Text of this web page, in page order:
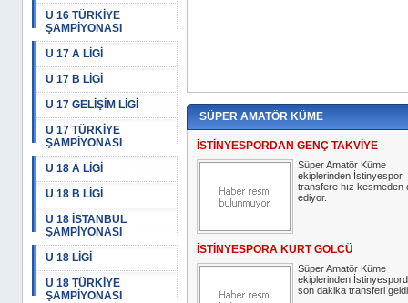
U 16 TÜRKİYE
ŞAMPİYONASI
U 17 A LİGİ
U 17 B LİGİ
U 17 GELİŞİM LİGİ
U 17 TÜRKİYE
ŞAMPİYONASI
U 18 A LİGİ
U 18 B LİGİ
U 18 İSTANBUL
ŞAMPİYONASI
U 18 LİGİ
U 18 TÜRKİYE
ŞAMPİYONASI
SÜPER AMATÖR KÜME
İSTİNYESPORDAN GENÇ TAKVİYE
Süper Amatör Küme
ekiplerinden İstinyespor
transfere hız kesmeden
ediyor.
İSTİNYESPORA KURT GOLCÜ
Süper Amatör Küme
ekiplerinden
son dakika transferi